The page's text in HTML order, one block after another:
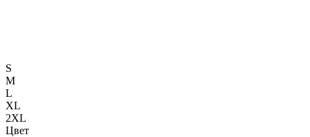
S
M
L
XL
2XL
Цвет